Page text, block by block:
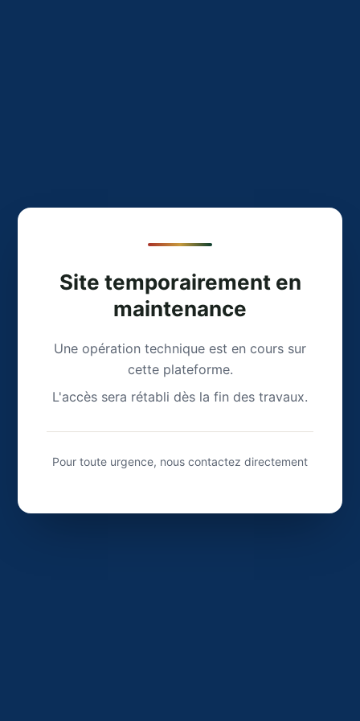
Site temporairement en
maintenance
Une opération technique est en cours sur
cette plateforme.
L'accès sera rétabli dès la fin des travaux.
Pour toute urgence, nous contactez directement